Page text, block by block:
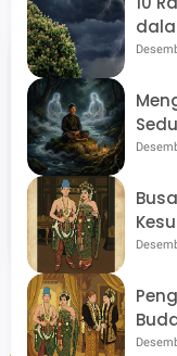
Keluarga Semar
Nov 27, 2025
Semar, Sang
Penjaga
Keseimbangan
Dunia (Dutaning
Jagad Raya) di
Triloka
Komentar